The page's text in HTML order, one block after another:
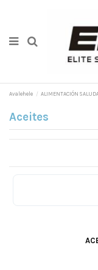
Avalehele ALIMENTACIÓN
Aceites